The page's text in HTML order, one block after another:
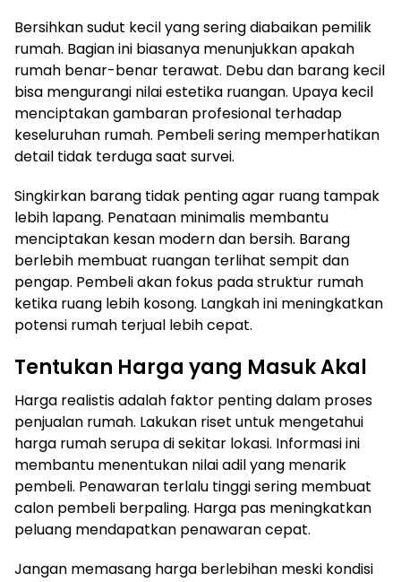
Bersihkan sudut kecil yang sering diabaikan pemilik
rumah. Bagian ini biasanya menunjukkan apakah
rumah benar-benar terawat. Debu dan barang kecil
bisa mengurangi nilai estetika ruangan. Upaya kecil
menciptakan gambaran profesional terhadap
keseluruhan rumah. Pembeli sering memperhatikan
detail tidak terduga saat survei.
Singkirkan barang tidak penting agar ruang tampak
lebih lapang. Penataan minimalis membantu
menciptakan kesan modern dan bersih. Barang
berlebih membuat ruangan terlihat sempit dan
pengap. Pembeli akan fokus pada struktur rumah
ketika ruang lebih kosong. Langkah ini meningkatkan
potensi rumah terjual lebih cepat.
Tentukan Harga yang Masuk Akal
Harga realistis adalah faktor penting dalam proses
penjualan rumah. Lakukan riset untuk mengetahui
harga rumah serupa di sekitar lokasi. Informasi ini
membantu menentukan nilai adil yang menarik
pembeli. Penawaran terlalu tinggi sering membuat
calon pembeli berpaling. Harga pas meningkatkan
peluang mendapatkan penawaran cepat.
Jangan memasang harga berlebihan meski kondisi